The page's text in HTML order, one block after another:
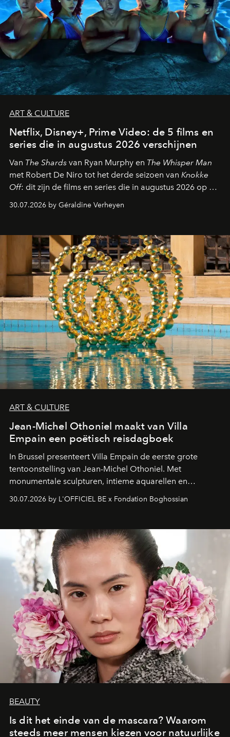
ART & CULTURE
Netflix, Disney+, Prime Video: de 5 films en
series die in augustus 2026 verschijnen
Van The Shards van Ryan Murphy en The Whisper Man
met Robert De Niro tot het derde seizoen van Knokke
Off: dit zijn de films en series die in augustus 2026 op de
streamingplatformen verschijnen.
30.07.2026 by Géraldine Verheyen
ART & CULTURE
Jean-Michel Othoniel maakt van Villa
Empain een poëtisch reisdagboek
In Brussel presenteert Villa Empain de eerste grote
tentoonstelling van Jean-Michel Othoniel. Met
monumentale sculpturen, intieme aquarellen en
fonkelend Murano-glas creëert de Franse kunstenaar
een emotionele reis waarin elk werk de herinnering
moment van verwondering.
30.07.2026 by L'OFFICIEL BE x Fondation Boghossian
BEAUTY
Is dit het einde van de mascara? Waarom
steeds meer mensen kiezen voor natuurlijke